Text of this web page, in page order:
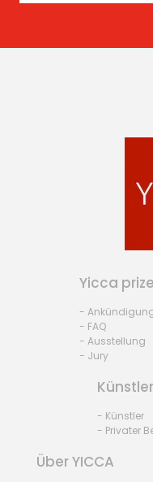
Yicca prize
-
- FAQ
- Ausstellung
- Jury
- Künstler
- Privater
Über YICCA